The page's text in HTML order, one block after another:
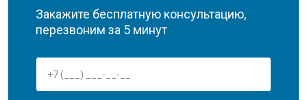
Закажите бесплатную консультацию,
перезвоним за 5 минут